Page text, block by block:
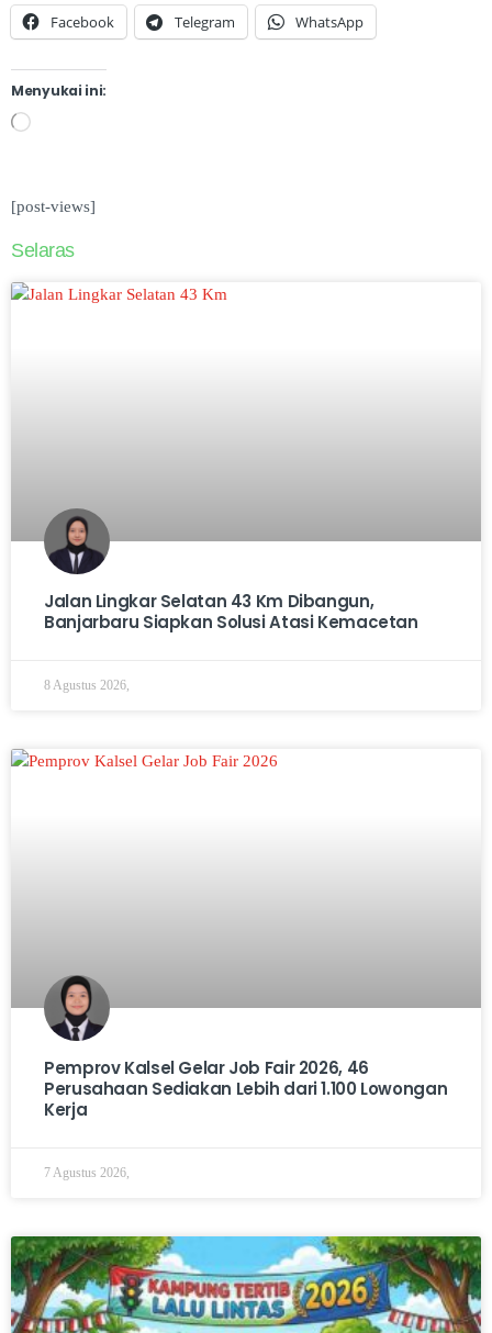
Facebook Telegram WhatsApp
Menyukai ini:
[post-views]
Selaras
Jalan Lingkar Selatan 43 Km Dibangun,
Banjarbaru Siapkan Solusi Atasi Kemacetan
8 Agustus 2026,
Pemprov Kalsel Gelar Job Fair 2026, 46
Perusahaan Sediakan Lebih dari 1.100 Lowongan
Kerja
7 Agustus 2026,